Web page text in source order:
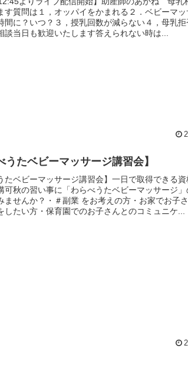
す質問は１，オッパイをかまれる２．ベビーマッ
間に？いつ？３，授乳回数が減らない４，母乳
談当日も歓迎いたします答えられない時は...
うたベビーマッサージ講習会】
たベビーマッサージ講習会】一日で取得できる
可秋の習い事に「わらべうたベビーマッサージ」
ませんか？・＃副業 をお考えの方・お家でお子
したい方・保育園でのお子さんとのコミュニケ...